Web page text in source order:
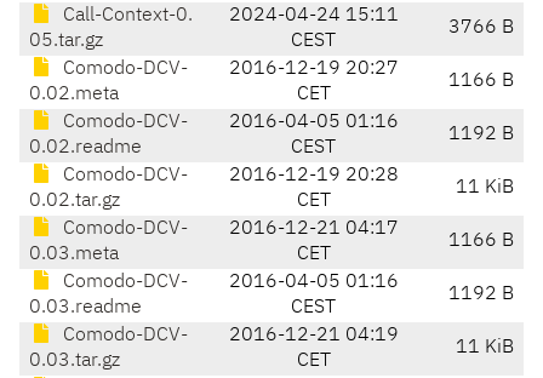
Call-Context-0.
05.tar.gz
2024-04-24 15:11
CEST
3766 B
Comodo-DCV-
0.02.meta
2016-12-19 20:27
CET
1166 B
Comodo-DCV-
0.02.readme
2016-04-05 01:16
CEST
1192 B
Comodo-DCV-
0.02.tar.gz
2016-12-19 20:28
CET
11 KiB
Comodo-DCV-
0.03.meta
2016-12-21 04:17
CET
1166 B
Comodo-DCV-
0.03.readme
2016-04-05 01:16
CEST
1192 B
Comodo-DCV-
0.03.tar.gz
2016-12-21 04:19
CET
11 KiB